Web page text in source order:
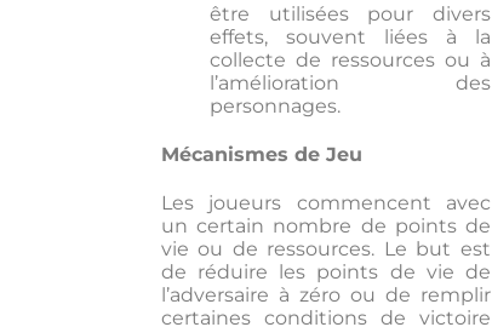
être utilisées pour divers
effets, souvent liées à la
collecte de ressources ou à
l’amélioration des
personnages.
Mécanismes de Jeu
Les joueurs commencent avec
un certain nombre de points de
vie ou de ressources. Le but est
de réduire les points de vie de
l’adversaire à zéro ou de remplir
certaines conditions de victoire